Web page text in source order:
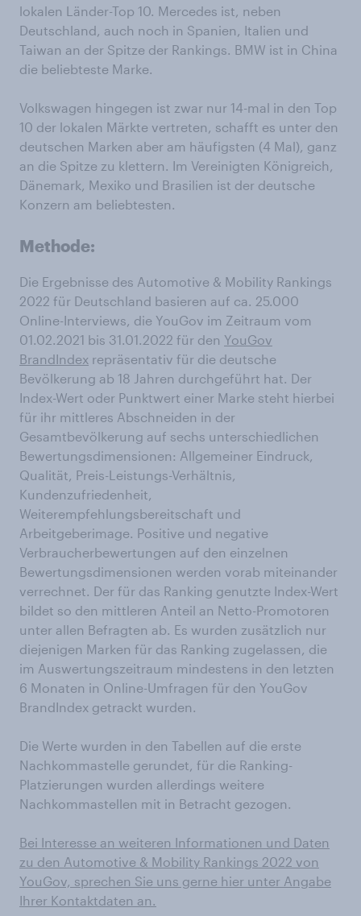
lokalen Länder-Top 10. Mercedes ist, neben
Deutschland, auch noch in Spanien, Italien und
Taiwan an der Spitze der Rankings. BMW ist in China
die beliebteste Marke.
Volkswagen hingegen ist zwar nur 14-mal in den Top
10 der lokalen Märkte vertreten, schafft es unter den
deutschen Marken aber am häufigsten (4 Mal), ganz
an die Spitze zu klettern. Im Vereinigten Königreich,
Dänemark, Mexiko und Brasilien ist der deutsche
Konzern am beliebtesten.
Methode:
Die Ergebnisse des Automotive & Mobility Rankings
2022 für Deutschland basieren auf ca. 25.000
Online-Interviews, die YouGov im Zeitraum vom
01.02.2021 bis 31.01.2022 für den YouGov
BrandIndex repräsentativ für die deutsche
Bevölkerung ab 18 Jahren durchgeführt hat. Der
Index-Wert oder Punktwert einer Marke steht hierbei
für ihr mittleres Abschneiden in der
Gesamtbevölkerung auf sechs unterschiedlichen
Bewertungsdimensionen: Allgemeiner Eindruck,
Qualität, Preis-Leistungs-Verhältnis,
Kundenzufriedenheit,
Weiterempfehlungsbereitschaft und
Arbeitgeberimage. Positive und negative
Verbraucherbewertungen auf den einzelnen
Bewertungsdimensionen werden vorab miteinander
verrechnet. Der für das Ranking genutzte Index-Wert
bildet so den mittleren Anteil an Netto-Promotoren
unter allen Befragten ab. Es wurden zusätzlich nur
diejenigen Marken für das Ranking zugelassen, die
im Auswertungszeitraum mindestens in den letzten
6 Monaten in Online-Umfragen für den YouGov
BrandIndex getrackt wurden.
Die Werte wurden in den Tabellen auf die erste
Nachkommastelle gerundet, für die Ranking-
Platzierungen wurden allerdings weitere
Nachkommastellen mit in Betracht gezogen.
Bei Interesse an weiteren Informationen und Daten
zu den Automotive & Mobility Rankings 2022 von
YouGov, sprechen Sie uns gerne hier unter Angabe
Ihrer Kontaktdaten an.